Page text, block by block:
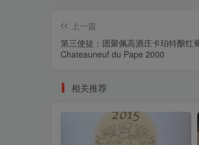
上一篇
第三使徒：团聚佩高酒庄卡珀特酿
Chateauneuf du Pape 2000
相关推荐